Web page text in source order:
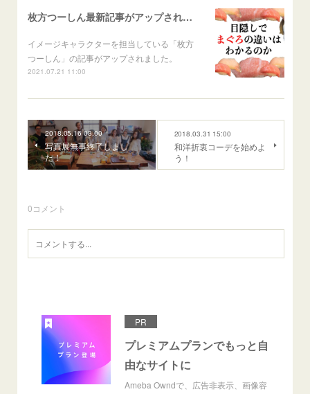
枚方つーしん最新記事がアップされました。
イメージキャラクターを担当している「枚方
つーしん」の記事がアップされました。
2021.07.21 11:00
2018.05.16 03:00
写真展無事終了しまし
た！
2018.03.31 15:00
和洋折衷コーデを始めよ
う！
0コメント
PR
プレミアムプランでもっと自
由なサイトに
Ameba Owndで、広告非表示、画像容